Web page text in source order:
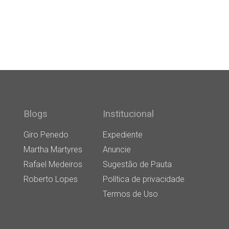
Blogs
Giro Penedo
Martha Martyres
Rafael Medeiros
Roberto Lopes
Institucional
Expediente
Anuncie
Sugestão de Pauta
Política de privacidade
Termos de Uso